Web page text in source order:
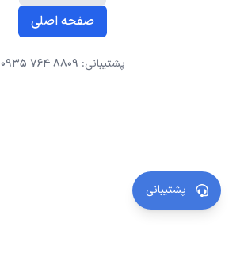
صفحه اصلی
پشتیبانی: 0935 764 8809
پشتیبانی